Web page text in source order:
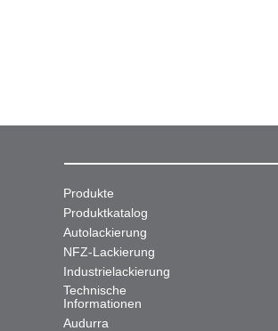
Produkte
Produktkatalog
Autolackierung
NFZ-Lackierung
Industrielackierung
Technische
Informationen
Audurra